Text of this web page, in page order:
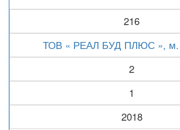
216
ТОВ « РЕАЛ БУД ПЛЮС », м.
2
1
2018